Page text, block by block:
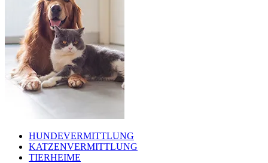
HUNDEVERMITTLUNG
KATZENVERMITTLUNG
TIERHEIME